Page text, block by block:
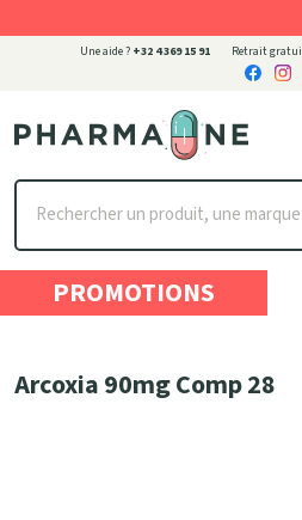
Une aide ? +32 4 369 15 91 Retrait
Pharmaone Votre pharmacie en
PROMOTIONS
Arcoxia 90mg Comp 28